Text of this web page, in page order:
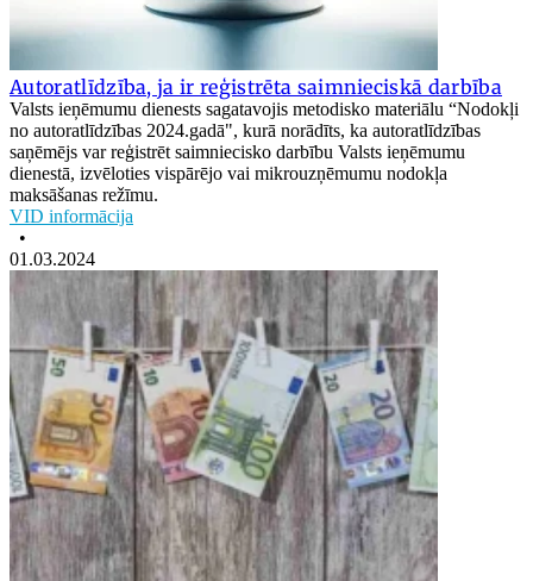
Autoratlīdzība, ja ir reģistrēta saimnieciskā darbība
Valsts ieņēmumu dienests sagatavojis metodisko materiālu “Nodokļi
no autoratlīdzības 2024.gadā", kurā norādīts, ka autoratlīdzības
saņēmējs var reģistrēt saimniecisko darbību Valsts ieņēmumu
dienestā, izvēloties vispārējo vai mikrouzņēmumu nodokļa
maksāšanas režīmu.
VID informācija
•
01.03.2024